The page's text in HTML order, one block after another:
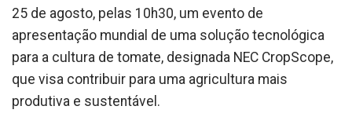
25 de agosto, pelas 10h30, um evento de
apresentação mundial de uma solução tecnológica
para a cultura de tomate, designada NEC CropScope,
que visa contribuir para uma agricultura mais
produtiva e sustentável.